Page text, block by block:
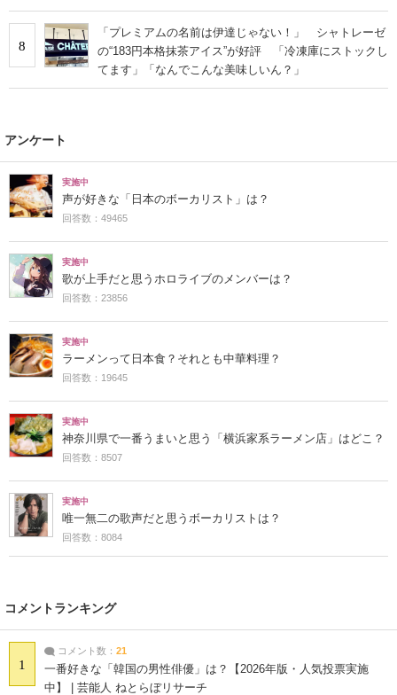
8
「プレミアムの名前は伊達じゃない！」 シャトレーゼ
の“183円本格抹茶アイス”が好評 「冷凍庫にストックし
てます」「なんでこんな美味しいん？」
アンケート
実施中
声が好きな「日本のボーカリスト」は？
回答数：49465
実施中
歌が上手だと思うホロライブのメンバーは？
回答数：23856
実施中
ラーメンって日本食？それとも中華料理？
回答数：19645
実施中
神奈川県で一番うまいと思う「横浜家系ラーメン店」はどこ？
回答数：8507
実施中
唯一無二の歌声だと思うボーカリストは？
回答数：8084
コメントランキング
1
コメント数： 21
一番好きな「韓国の男性俳優」は？【2026年版・人気投票実施
中】 | 芸能人 ねとらぼリサーチ